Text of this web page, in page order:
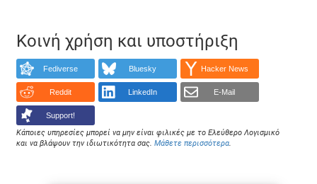
Κοινή χρήση και υποστήριξη
Fediverse Bluesky Hacker News
Reddit LinkedIn E-Mail
Support!
Κάποιες υπηρεσίες μπορεί να μην είναι φιλικές με το Ελεύθερο Λογισμικό
και να βλάψουν την ιδιωτικότητα σας.Μάθετε περισσότερα.